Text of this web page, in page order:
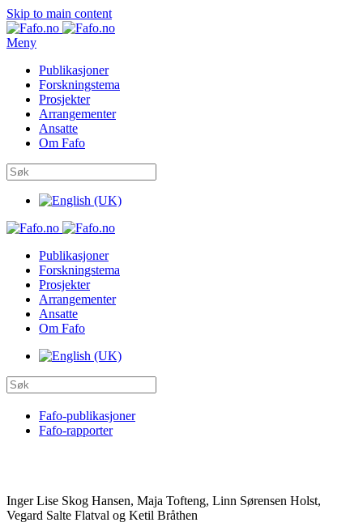
Skip to main content
Meny
Publikasjoner
Forskningstema
Prosjekter
Arrangementer
Ansatte
Om Fafo
Publikasjoner
Forskningstema
Prosjekter
Arrangementer
Ansatte
Om Fafo
Fafo-publikasjoner
Fafo-rapporter
Inger Lise Skog Hansen, Maja Tofteng, Linn Sørensen Holst,
Vegard Salte Flatval og Ketil Bråthen